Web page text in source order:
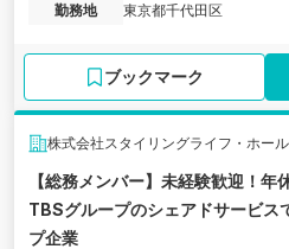
勤務地
東京都千代田区
ブックマーク
株式会社スタイリングライフ・ホー
【総務メンバー】未経験歓迎！
TBSグループのシェアドサービス
プ企業